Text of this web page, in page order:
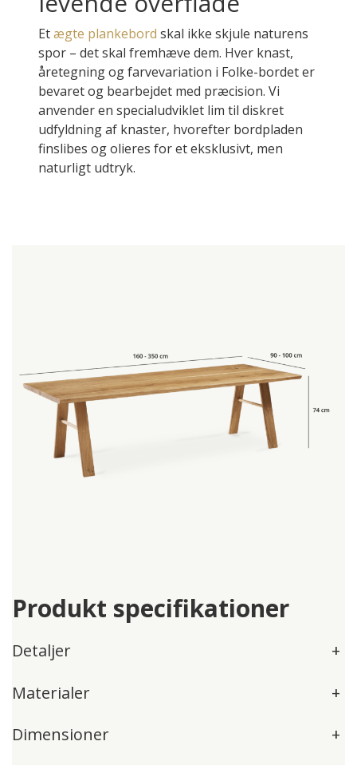
Etægte plankebordskal ikke skjule naturens
spor – det skal fremhæve dem. Hver knast,
åretegning og farvevariation i Folke-bordet er
bevaret og bearbejdet med præcision. Vi
anvender en specialudviklet lim til diskret
udfyldning af knaster, hvorefter bordpladen
finslibes og olieres for et eksklusivt, men
naturligt udtryk.
Produkt specifikationer
Detaljer
+
Materialer
+
Dimensioner
+